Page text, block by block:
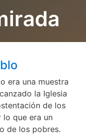
era una muestra
la Iglesia
de los
que era un
de los pobres.